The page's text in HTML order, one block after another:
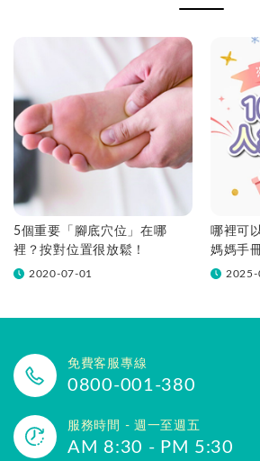
5個重要「腳底穴位」在哪
裡？按對位置很放鬆！
2020-07-01
哪裡可
媽媽手
一次看
2025-
免費客服專線
0800-001-380
服務時間 - 週一至週五
AM 8:30 - PM 5:30